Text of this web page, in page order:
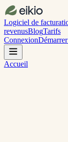
Logiciel de
revenusBlogTarifs
Connexion
Accueil